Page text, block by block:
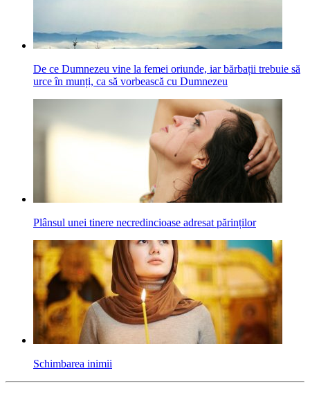
De ce Dumnezeu vine la femei oriunde, iar bărbații trebuie să
urce în munți, ca să vorbească cu Dumnezeu
Plânsul unei tinere necredincioase adresat părinților
Schimbarea inimii